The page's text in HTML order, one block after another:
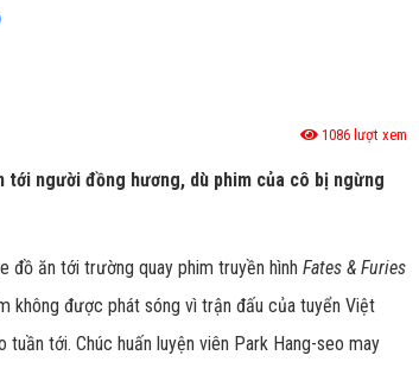
1086 lượt xem
người đồng hương, dù phim của cô bị ngừng
đồ ăn tới trường quay phim truyền hình Fates & Furies
không được phát sóng vì trận đấu của tuyển Việt
tới. Chúc huấn luyện viên Park Hang-seo may